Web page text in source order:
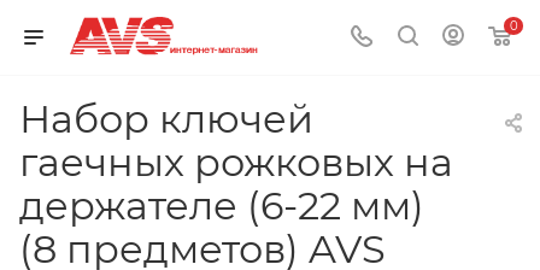
0
Набор ключей
гаечных рожковых на
держателе (6-22 мм)
(8 предметов) AVS